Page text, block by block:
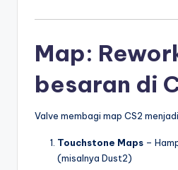
Map:
besaran di
Valve membagi map CS2
Touchstone Maps –
(misalnya Dust2)